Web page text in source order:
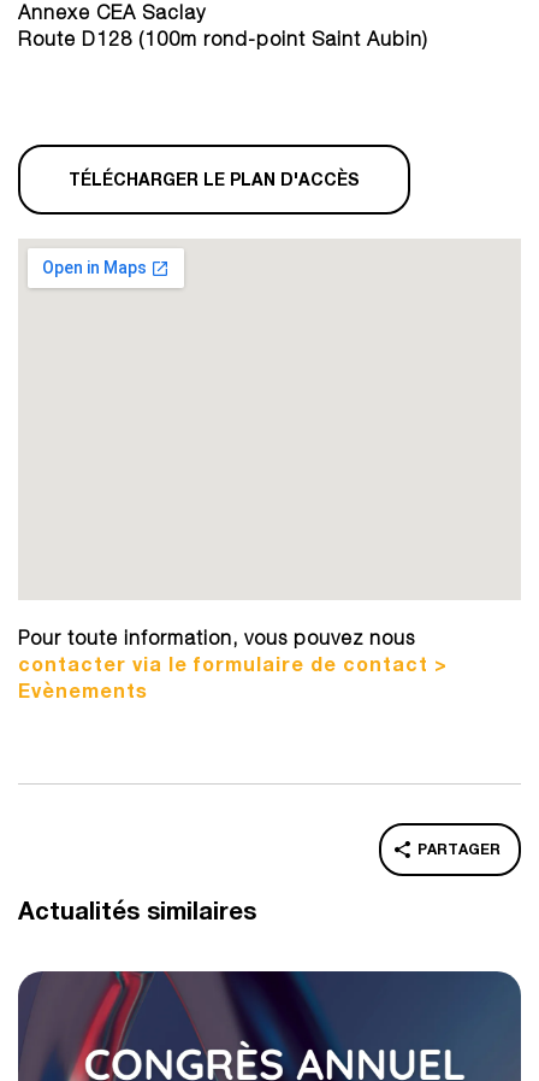
Annexe CEA Saclay
Route D128 (100m rond-point Saint Aubin)
TÉLÉCHARGER LE PLAN D'ACCÈS
Pour toute information, vous pouvez nous
contacter via le formulaire de contact >
Evènements
PARTAGER
Actualités similaires